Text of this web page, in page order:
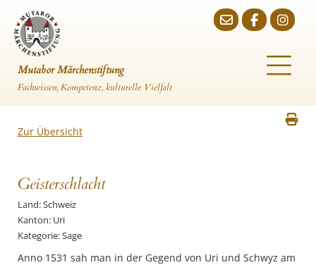
Mutabor Märchenstiftung
Fachwissen, Kompetenz, kulturelle Vielfalt
Zur Übersicht
Geisterschlacht
Land: Schweiz
Kanton: Uri
Kategorie: Sage
Anno 1531 sah man in der Gegend von Uri und Schwyz am